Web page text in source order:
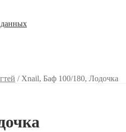
данных
/ Xnail, Баф 100/180, Лодочка